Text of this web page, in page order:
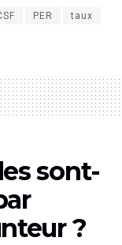
PER taux
sont-
?